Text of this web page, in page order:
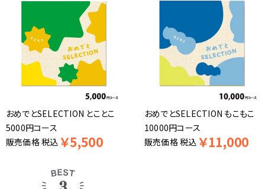
おめでとSELECTION とことこ
5000円コース
販売価格税込 ￥5,500
おめでとSELECTION もこもこ
10000円コース
販売価格税込 ￥11,000